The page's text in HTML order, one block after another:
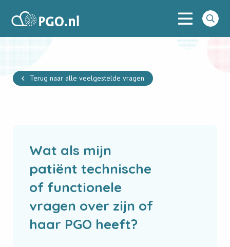
PGO
Menu
Go
to
Terug naar alle veelgestelde vragen
Wat als mijn
patiënt technische
of functionele
vragen over zijn of
haar PGO heeft?